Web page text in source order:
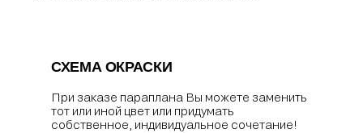
СХЕМА ОКРАСКИ
При заказе параплана Вы можете заменить
тот или иной цвет или придумать
собственное, индивидуальное сочетание!